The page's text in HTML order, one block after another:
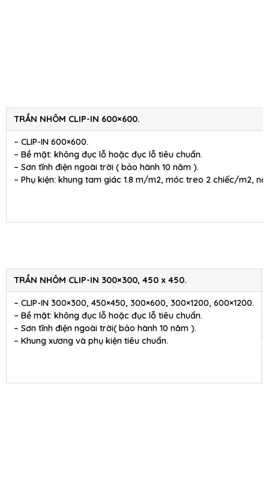
TRẦN NHÔM CLIP-IN 600×600.
– CLIP-IN 600×600.
– Bề mặt: không đục lỗ hoặc đục lỗ tiêu chuẩn.
– Sơn tĩnh điện ngoài trời ( bảo hành 10 năm ).
– Phụ kiện: khung tam giác 1.8 m/m2, móc treo 2 chiếc/m2,
TRẦN NHÔM CLIP-IN 300×300, 450 x 450.
– CLIP-IN 300×300, 450×450, 300×600, 300×1200, 600×1200.
– Bề mặt: không đục lỗ hoặc đục lỗ tiêu chuẩn.
– Sơn tĩnh điện ngoài trời( bảo hành 10 năm ).
– Khung xương và phụ kiện tiêu chuẩn.